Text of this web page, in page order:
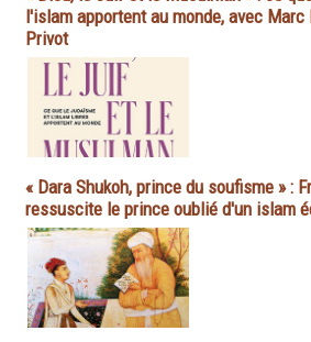
l'islam apportent au monde, avec
Privot
« Dara Shukoh, prince du soufisme » :
ressuscite le prince oublié d'un islam